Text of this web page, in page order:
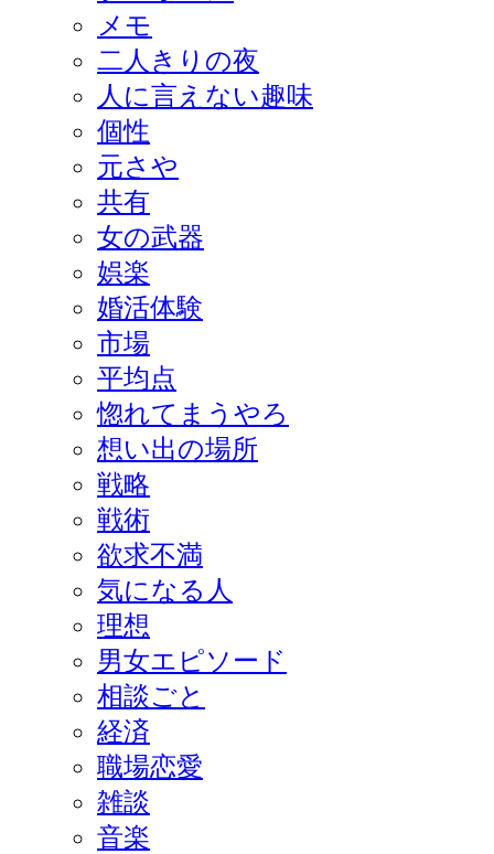
メモ
二人きりの夜
人に言えない趣味
個性
元さや
共有
女の武器
娯楽
婚活体験
市場
平均点
惚れてまうやろ
想い出の場所
戦略
戦術
欲求不満
気になる人
理想
男女エピソード
相談ごと
経済
職場恋愛
雑談
音楽